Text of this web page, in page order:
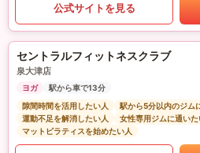
公式サイトを見る
セントラルフィットネスクラブ
泉大津店
ヨガ
駅から車で13分
隙間時間を活用したい人
駅から5分以内のジム
運動不足を解消したい人
女性専用ジムに通いた
マットピラティスを始めたい人